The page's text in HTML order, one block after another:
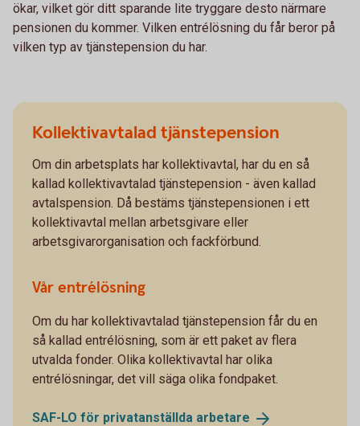
ökar, vilket gör ditt sparande lite tryggare desto närmare
pensionen du kommer. Vilken entrélösning du får beror på
vilken typ av tjänstepension du har.
Kollektivavtalad tjänstepension
Om din arbetsplats har kollektivavtal, har du en så
kallad kollektivavtalad tjänstepension - även kallad
avtalspension. Då bestäms tjänstepensionen i ett
kollektivavtal mellan arbetsgivare eller
arbetsgivarorganisation och fackförbund.
Vår entrélösning
Om du har kollektivavtalad tjänstepension får du en
så kallad entrélösning, som är ett paket av flera
utvalda fonder. Olika kollektivavtal har olika
entrélösningar, det vill säga olika fondpaket.
SAF-LO för privatanställda arbetare